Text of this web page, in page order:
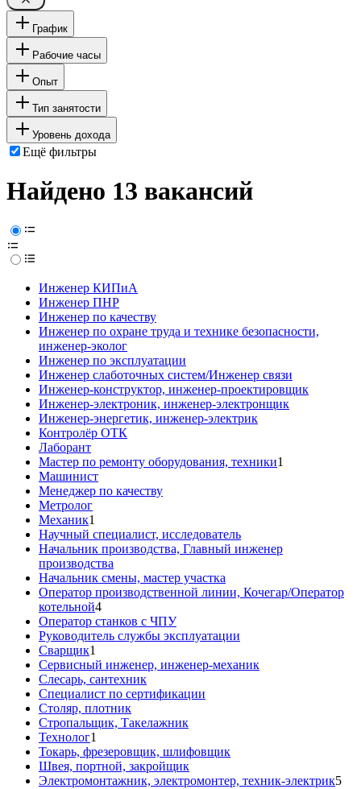
График
Рабочие часы
Опыт
Тип занятости
Уровень дохода
Ещё фильтры
Найдено 13 вакансий
Инженер КИПиА
Инженер ПНР
Инженер по качеству
Инженер по охране труда и технике безопасности,
инженер-эколог
Инженер по эксплуатации
Инженер слаботочных систем/Инженер связи
Инженер-конструктор, инженер-проектировщик
Инженер-электроник, инженер-электронщик
Инженер-энергетик, инженер-электрик
Контролёр ОТК
Лаборант
Мастер по ремонту оборудования, техники1
Машинист
Менеджер по качеству
Метролог
Механик1
Научный специалист, исследователь
Начальник производства, Главный инженер
производства
Начальник смены, мастер участка
Оператор производственной линии, Кочегар/Оператор
котельной4
Оператор станков с ЧПУ
Руководитель службы эксплуатации
Сварщик1
Сервисный инженер, инженер-механик
Слесарь, сантехник
Специалист по сертификации
Столяр, плотник
Стропальщик, Такелажник
Технолог1
Токарь, фрезеровщик, шлифовщик
Швея, портной, закройщик
Электромонтажник, электромонтер, техник-электрик5